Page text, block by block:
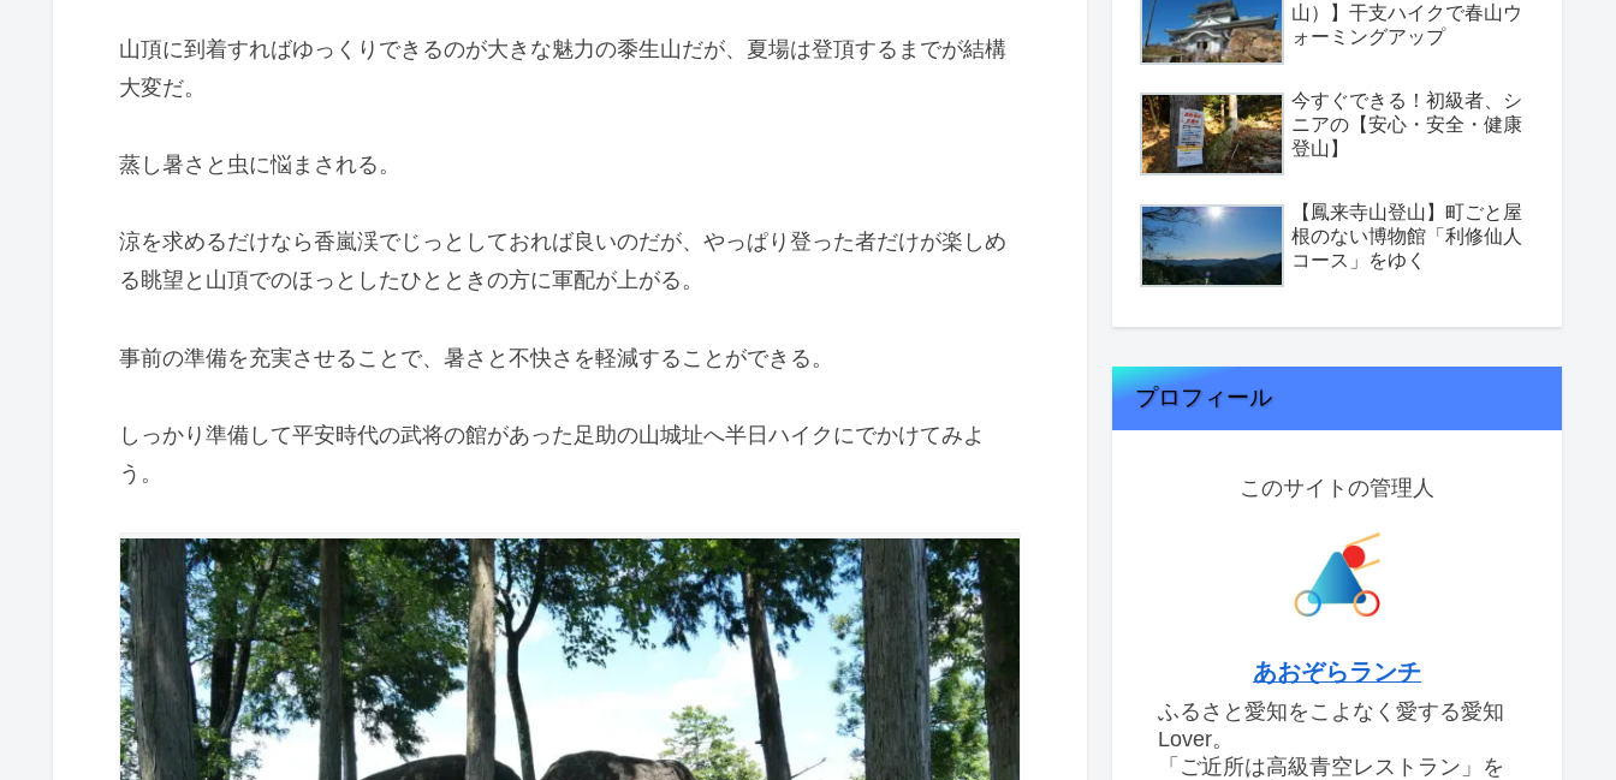
山頂に到着すればゆっくりできるのが大きな魅力の黍生山だが、夏場は登頂するまでが結構
大変だ。
蒸し暑さと虫に悩まされる。
涼を求めるだけなら香嵐渓でじっとしておれば良いのだが、やっぱり登った者だけが楽しめ
る眺望と山頂でのほっとしたひとときの方に軍配が上がる。
事前の準備を充実させることで、暑さと不快さを軽減することができる。
しっかり準備して平安時代の武将の館があった足助の山城址へ半日ハイクにでかけてみよ
う。
山）】干支ハイクで春山ウ
ォーミングアップ
今すぐできる！初級者、シ
ニアの【安心・安全・健康
登山】
【鳳来寺山登山】町ごと屋
根のない博物館「利修仙人
コース」をゆく
プロフィール
このサイトの管理人
あおぞらランチ
ふるさと愛知をこよなく愛する愛知
Lover。
「ご近所は高級青空レストラン」を